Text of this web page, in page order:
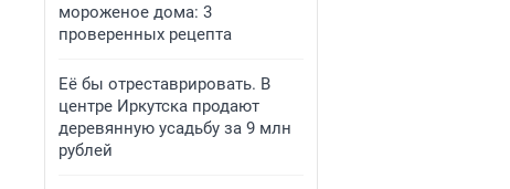
мороженое дома: 3
проверенных рецепта
Её бы отреставрировать. В
центре Иркутска продают
деревянную усадьбу за 9 млн
рублей